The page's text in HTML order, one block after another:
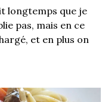
longtemps que je
pas, mais en ce
et en plus on